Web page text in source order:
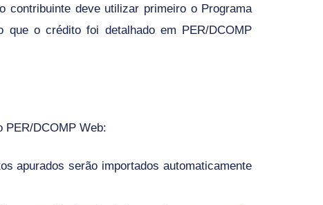
contribuinte deve utilizar primeiro o Programa
o crédito foi detalhado em PER/DCOMP
PER/DCOMP Web:
apurados serão importados automaticamente